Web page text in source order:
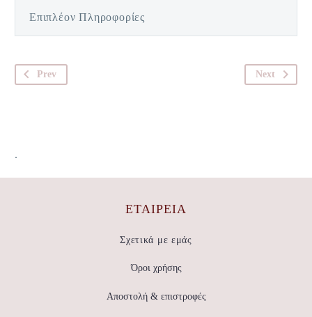
Επιπλέον Πληροφορίες
Prev Next
.
ΕΤΑΙΡΕΊΑ
Σχετικά με εμάς
Όροι χρήσης
Αποστολή & επιστροφές